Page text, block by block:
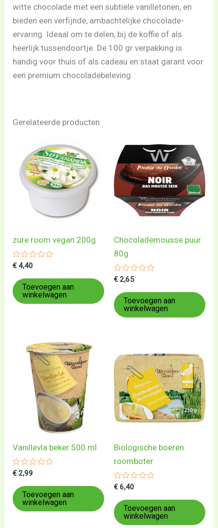
witte chocolade met een subtiele vanilletonen, en
bieden een verfijnde, ambachtelijke chocolade-
ervaring. Ideaal om te delen, bij de koffie of als
heerlijk tussendoortje. De 100 gr verpakking is
handig voor thuis of als cadeau en staat garant voor
een premium chocoladebeleving.
Gerelateerde producten
zure room vegan 200g
Gewaardeerd
uit
5
€ 4,40
Toevoegen aan
winkelwagen
Chocolademousse puur
80g
Gewaardeerd
uit
5
€ 2,65
Toevoegen aan
winkelwagen
Vanillevla beker 500 ml
Gewaardeerd
uit
5
€ 2,99
Toevoegen aan
winkelwagen
Biologische boeren
roomboter
Gewaardeerd
uit
5
€ 6,40
Toevoegen aan
winkelwagen